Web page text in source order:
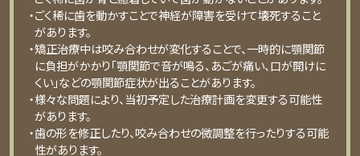
・ごく稀に歯を動かすことで神経が障害を受けて壊死すること
があります。
・矯正治療中は咬み合わせが変化することで、一時的に顎関節
に負担がかかり「顎関節で音が鳴る、あごが痛い、口が開けに
くい」などの顎関節症状が出ることがあります。
・様々な問題により、当初予定した治療計画を変更する可能性
があります。
・歯の形を修正したり、咬み合わせの微調整を行ったりする可能
性があります。